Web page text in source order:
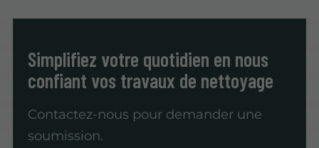
Simplifiez votre quotidien en nous
confiant vos travaux de nettoyage
Contactez-nous pour demander une
soumission.